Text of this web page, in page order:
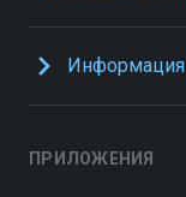
Информация
ПРИЛОЖЕНИЯ